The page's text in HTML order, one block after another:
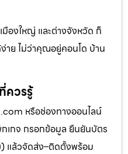
องใหญ่ และต่างจังหวัด ก็
าย ไม่ว่าคุณอยู่คอนโด บ้าน
ควรรู้
หรือช่องทางออนไลน์
เกจ กรอกข้อมูล ยืนยันบัตร
แล้วจัดส่ง–ติดตั้งพร้อม